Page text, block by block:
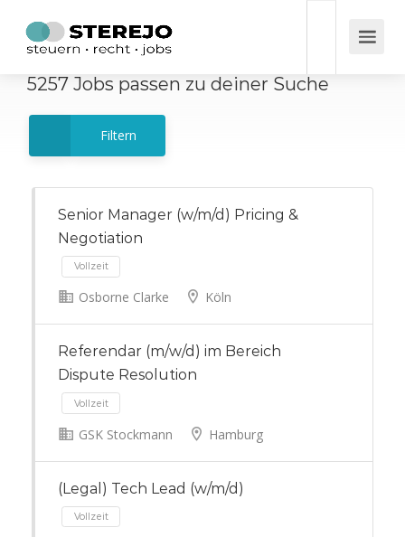
5257 Jobs passen zu deiner Suche
Filtern
Senior Manager (w/m/d) Pricing &
Negotiation
Osborne Clarke Köln
Referendar (m/w/d) im Bereich
Dispute Resolution
GSK Stockmann Hamburg
(Legal) Tech Lead (w/m/d)